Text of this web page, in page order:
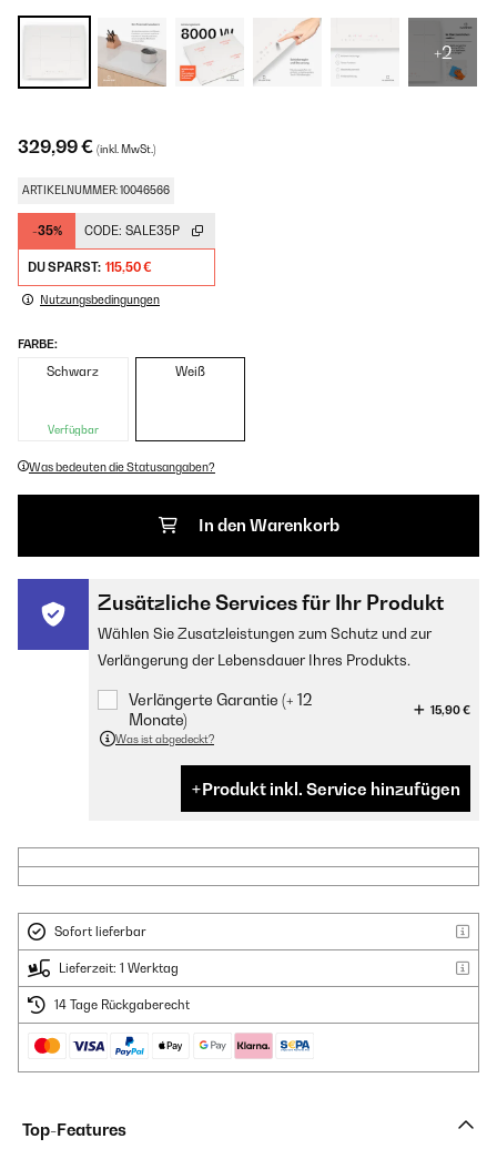
+2
329,99 € (inkl. MwSt.)
ARTIKELNUMMER: 10046566
-35% CODE: SALE35P
DU SPARST: 115,50 €
Nutzungsbedingungen
FARBE:
Schwarz
Verfügbar
Weiß
Was bedeuten die Statusangaben?
In den Warenkorb
Zusätzliche Services für Ihr Produkt
Wählen Sie Zusatzleistungen zum Schutz und zur
Verlängerung der Lebensdauer Ihres Produkts.
Verlängerte Garantie (+ 12
Monate)
15,90 €
Was ist abgedeckt?
Produkt inkl. Service hinzufügen
Sofort lieferbar
Lieferzeit: 1 Werktag
14 Tage Rückgaberecht
Top-Features